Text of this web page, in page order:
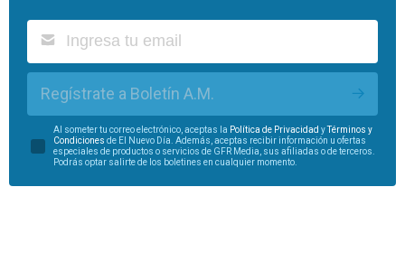
Regístrate a Boletín A.M.
Al someter tu correo electrónico, aceptas la Política de Privacidad yTérminos y
Condiciones de El Nuevo Día. Además, aceptas recibir información u ofertas
especiales de productos o servicios de GFR Media, sus afiliadas o de terceros.
Podrás optar salirte de los boletines en cualquier momento.